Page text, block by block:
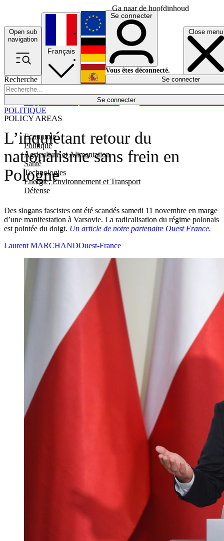
Ga naar de hoofdinhoud
Open sub
navigation
Close menu
Recherche
Se connecter
POLICY AREAS
Economie
Politique
Agriculture et Alimentation
Santé
Technologies
Energie, Environnement et Transport
Défense
Économie
Français
English
Deutsch
Español
Se connecter
Vous êtes déconnecté.
Se connecter
L’inquiétant retour du
nationalisme sans frein en
Pologne
Des slogans fascistes ont été scandés samedi 11 novembre en marge
d’une manifestation à Varsovie. La radicalisation du régime polonais
est pointée du doigt. Un article de notre partenaire Ouest France.
POLITIQUE
Laurent MARCHANDOuest-France